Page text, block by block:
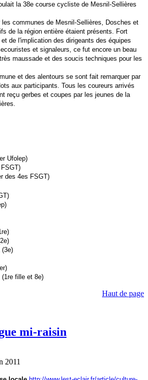
la 38e course cycliste de Mesnil-Sellières
communes de Mesnil-Sellières, Dosches et
de la région entière étaient présents. Fort
de l'implication des dirigeants des équipes
et signaleurs, ce fut encore un beau
maussade et des soucis techniques pour les
et des alentours se sont fait remarquer par
aux participants. Tous les coureurs arrivés
reçu gerbes et coupes par les jeunes de la
Ufolep)
des 4es FSGT)
(3e)
fille et 8e)
Haut de page
mi-raisin
2011